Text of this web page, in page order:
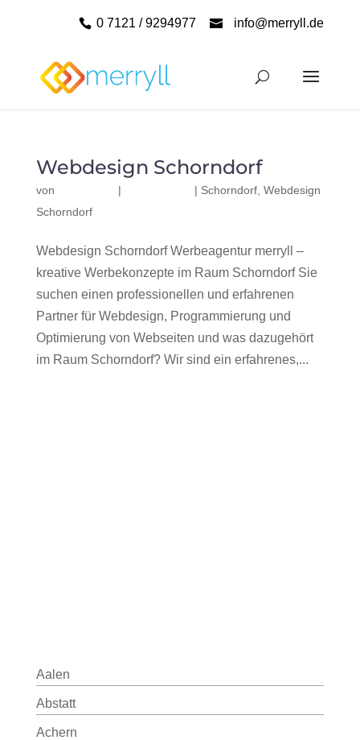
0 7121 / 9294977 info@merryll.de
Webdesign Schorndorf
von | | Schorndorf, Webdesign
Schorndorf
Webdesign Schorndorf Werbeagentur merryll –
kreative Werbekonzepte im Raum Schorndorf Sie
suchen einen professionellen und erfahrenen
Partner für Webdesign, Programmierung und
Optimierung von Webseiten und was dazugehört
im Raum Schorndorf? Wir sind ein erfahrenes,...
Aalen
Abstatt
Achern